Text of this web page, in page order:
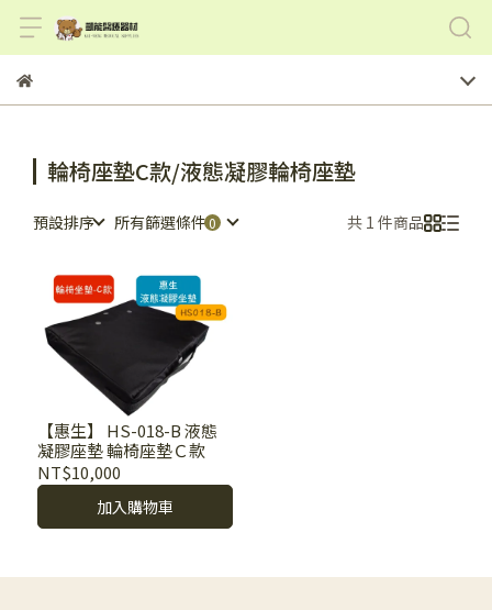
輪椅座墊C款/液態凝膠輪椅座墊
預設排序 所有篩選條件 共 1 件商品
【惠生】 HS-018-B 液態
凝膠座墊 輪椅座墊Ｃ款
NT$10,000
加入購物車